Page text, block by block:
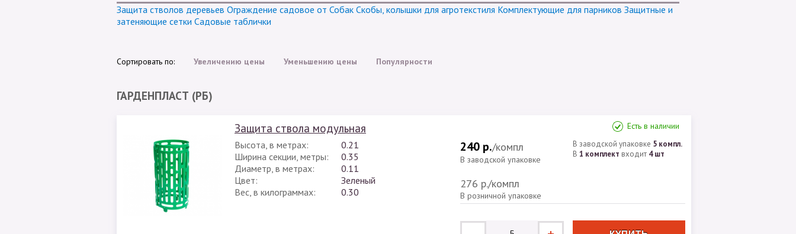
Защита стволов деревьев Ограждение садовое от Собак Скобы, колышки для агротекстиля Комплектующие для парников Защитные и
затеняющие сетки Садовые таблички
Сортировать по: Увеличению цены Уменьшению цены Популярности
ГАРДЕНПЛАСТ (РБ)
Защита ствола модульная Есть в наличии
Высота, в метрах:
0.21
Ширина секции, метры:
0.35
Диаметр, в метрах:
0.11
Цвет:
Зеленый
Вес, в килограммах:
0.30
240 р./компл
В заводской упаковке
276 р./компл
В розничной упаковке
В заводской упаковке 5 компл.
В 1 комплект входит 4 шт